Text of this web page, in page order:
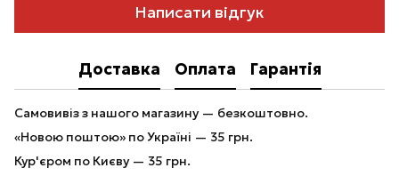
Написати відгук
Доставка Оплата Гарантія
Самовивіз з нашого магазину — безкоштовно.
«Новою поштою» по Україні — 35 грн.
Кур'єром по Києву — 35 грн.